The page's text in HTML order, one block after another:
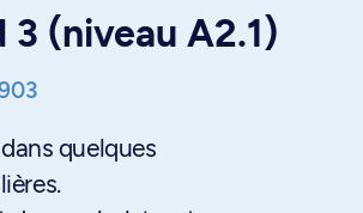
3 (niveau A2.1)
quelques